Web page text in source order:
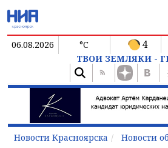
06.08.2026 °C 4
ТВОИ ЗЕМЛЯКИ -
Новости Красноярска Новости